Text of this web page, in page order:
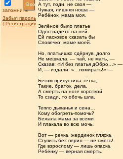
запомнить
Вход
Забыл пароль
| Регистрация
А тут, поди, не своя —
Чужая, лишняя ноша —
Ребёнок, мама моя.
Зелёное было платье
Одно надето на ней.
Ей ласковое сказать бы
Словечко, маме моей.
Но, платьишко сдёрнув, долго
Не мешкала, — чай, не мать, —
Сказав: «И без платья дОбро…» —
И, — издали: «…помирать!» —
Бегом припустила тётка,
Такие, браток, дела.
А смерть на ноге короткой
То сзади, то обочь шла.
Тепло дыханья и сена…
Кому обогреть-помочь?
Бежала мама за всеми
И плакала во всю мочь.
Вот — речка, жердинок пляска,
Ступить без перил — не сметь!
Где взрослому — лишь опаска,
Ребёнку — верная смерть.